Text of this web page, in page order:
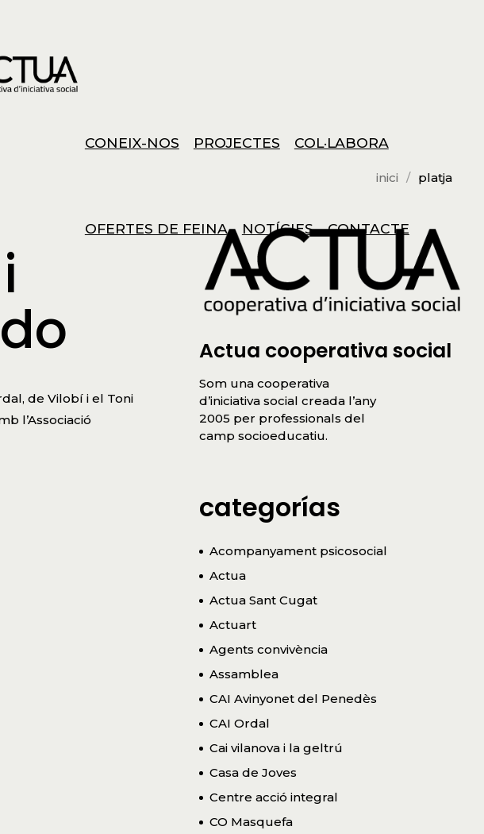
CONEIX-NOS PROJECTES COL·LABORA
OFERTES DE FEINA NOTÍCIES CONTACTE
inici platja
de Vilobí i el Toni
l’Associació
Actua cooperativa social
Som una cooperativa
d’iniciativa social creada l’any
2005 per professionals del
camp socioeducatiu.
categorías
Acompanyament psicosocial
Actua
Actua Sant Cugat
Actuart
Agents convivència
Assamblea
CAI Avinyonet del Penedès
CAI Ordal
Cai vilanova i la geltrú
Casa de Joves
Centre acció integral
CO Masquefa